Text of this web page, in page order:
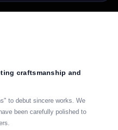
craftsmanship and
to debut sincere works. We
been carefully polished to